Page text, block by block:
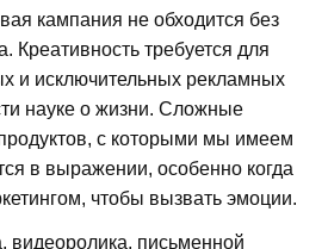
кампания не обходится без
Креативность требуется для
и исключительных рекламных
науке о жизни. Сложные
с которыми мы имеем
в выражении, особенно когда
чтобы вызвать эмоции.
видеоролика, письменной